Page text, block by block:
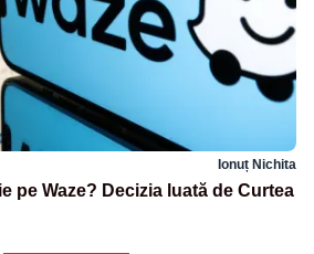
Ionuț Nichita
pe Waze? Decizia luată de Curtea